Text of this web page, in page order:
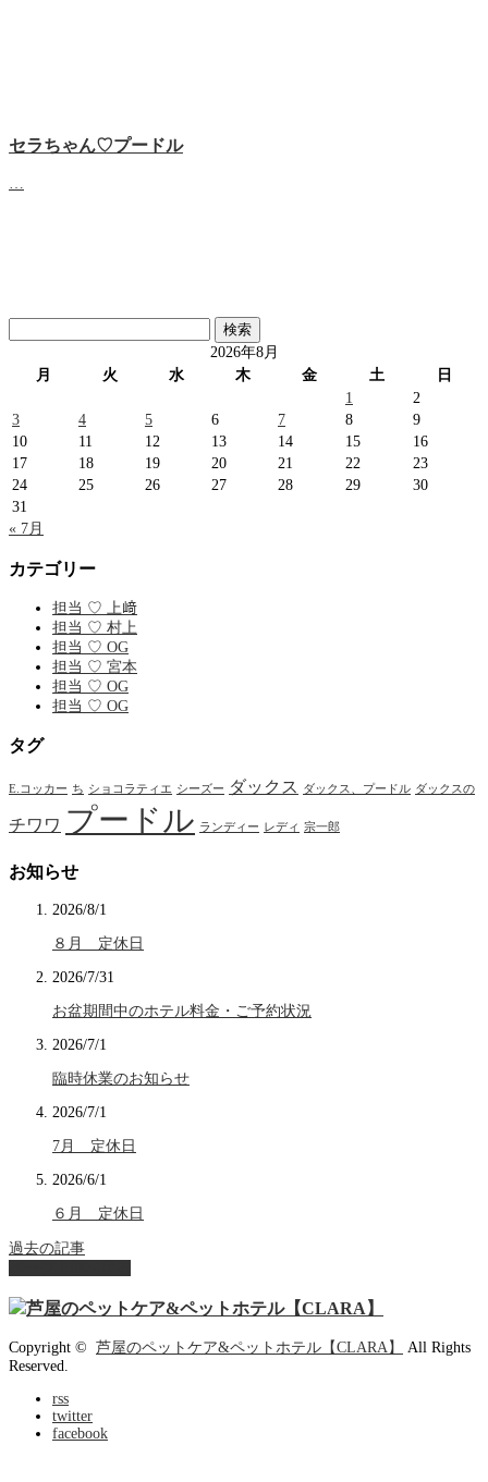
セラちゃん♡プードル
索:
2026年8月
月
火 水 木 金 土
日
1
2
3
4 5 6 7 8
9
10
11 12 13 14 15
16
17
18 19 20 21 22
23
24
25 26 27 28 29
30
31
« 7月
カテゴリー
担当 ♡ 上﨑
担当 ♡ 村上
担当 ♡ OG
担当 ♡ 宮本
担当 ♡ OG
担当 ♡ OG
タグ
E.コッカー ち ショコラティエ シーズー ダックス ダックス、プードル ダックスの
チワワ プードル ランディー レディ 宗一郎
お知らせ
2026/8/1
８月 定休日
2026/7/31
お盆期間中のホテル料金・ご予約状況
2026/7/1
臨時休業のお知らせ
2026/7/1
7月 定休日
2026/6/1
６月 定休日
過去の記事
Copyright © 芦屋のペットケア&ペットホテル【CLARA】
All Rights
Reserved.
rss
twitter
facebook